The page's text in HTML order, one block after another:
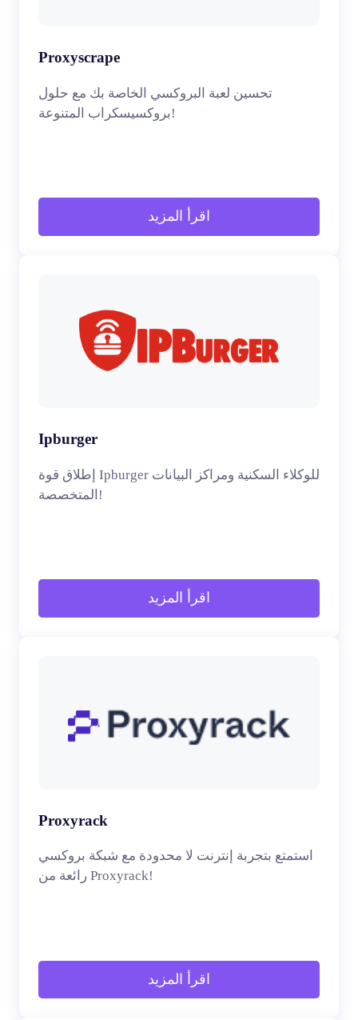
Proxyscrape
تحسين لعبة البروكسي الخاصة بك مع حلول
بروكسيسكراب المتنوعة!
اقرأ المزيد
Ipburger
إطلاق قوة Ipburger للوكلاء السكنية ومراكز البيانات
المتخصصة!
اقرأ المزيد
Proxyrack
استمتع بتجربة إنترنت لا محدودة مع شبكة بروكسي
رائعة من Proxyrack!
اقرأ المزيد